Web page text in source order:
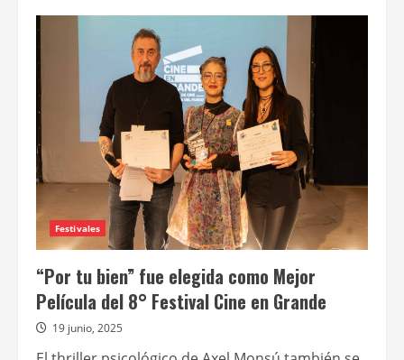
Festival
Internacional
Cine
de
Comedia
Funcinema
Festivales
“Por tu bien” fue elegida como Mejor
Película del 8° Festival Cine en Grande
19 junio, 2025